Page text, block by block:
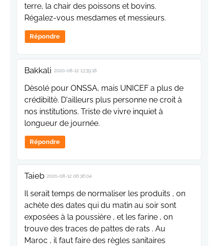
terre, la chair des poissons et bovins.
Régalez-vous mesdames et messieurs.
Répondre
Bakkali 2020-08-12 13:39:18
Dèsolé pour ONSSA, mais UNICEF a plus de
crédibiltè. D'ailleurs plus personne ne croit à
nos institutions. Triste de vivre inquiet à
longueur de journée.
Répondre
Taieb 2020-08-12 06:36:04
Il serait temps de normaliser les produits , on
achète des dates qui du matin au soir sont
exposées à la poussière , et les farine , on
trouve des traces de pattes de rats . Au
Maroc , il faut faire des règles sanitaires